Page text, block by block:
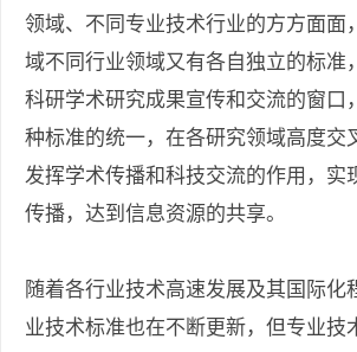
领域、不同专业技术行业的方方面面
域不同行业领域又有各自独立的标准
科研学术研究成果宣传和交流的窗口
种标准的统一，在各研究领域高度交
发挥学术传播和科技交流的作用，实
传播，达到信息资源的共享。
随着各行业技术高速发展及其国际化
业技术标准也在不断更新，但专业技